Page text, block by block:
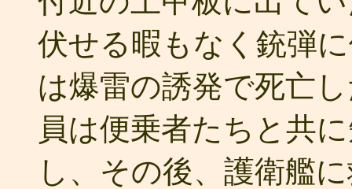
伏せる暇もなく銃弾
は爆雷の誘発で死亡
員は便乗者たちと共
し、その後、護衛艦